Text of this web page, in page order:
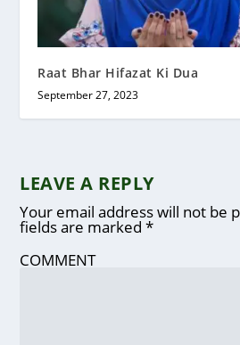
Raat Bhar Hifazat Ki Dua
September 27, 2023
LEAVE A REPLY
Your email address will not be
fields are marked*
COMMENT